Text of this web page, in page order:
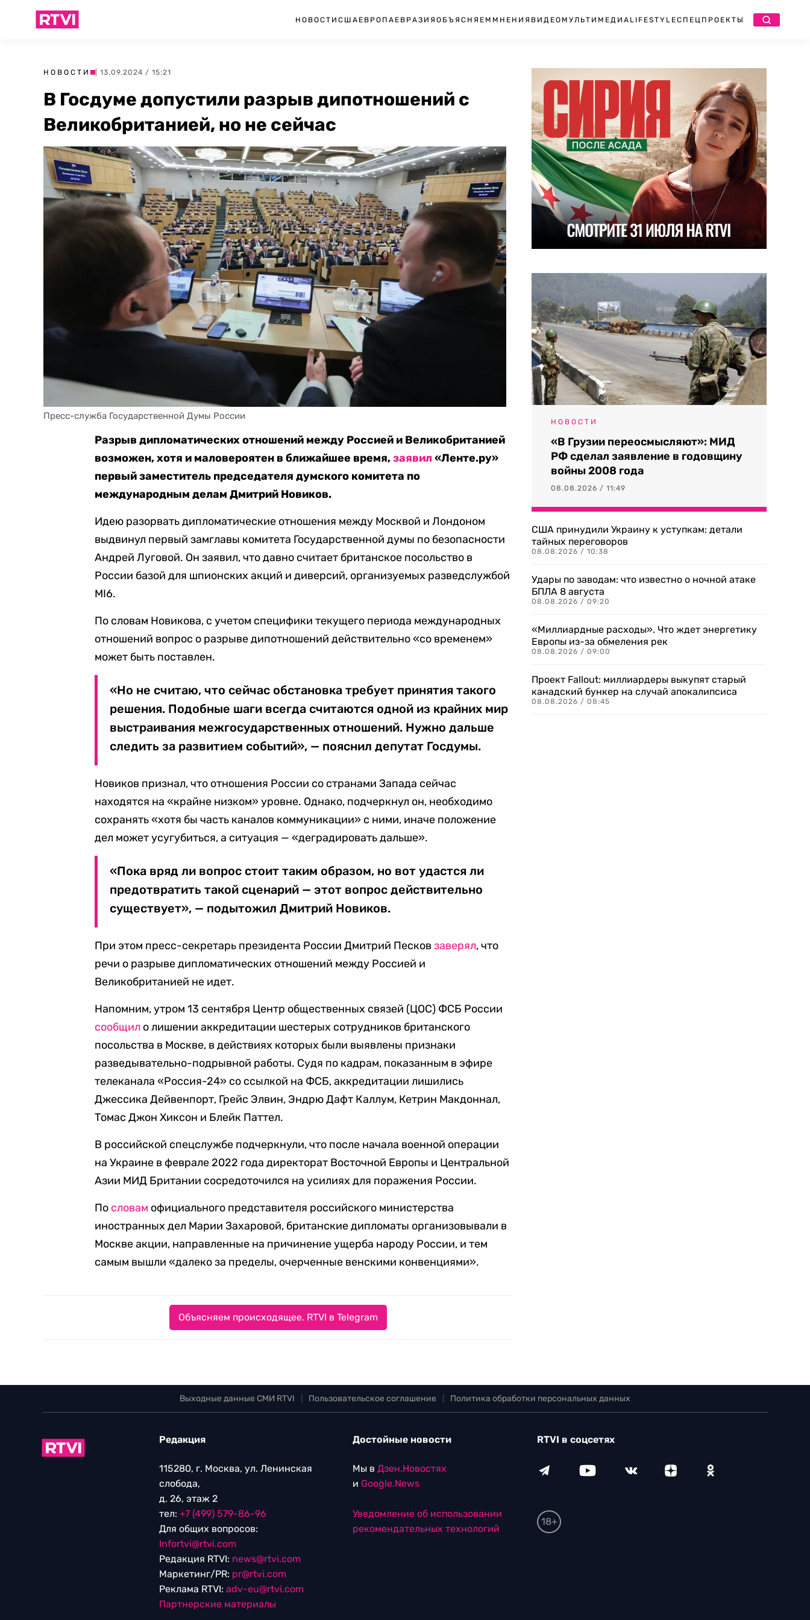
НОВОСТИ США ЕВРОПА ЕВРАЗИЯ ОБЪЯСНЯЕМ МНЕНИЯ ВИДЕО МУЛЬТИМЕДИА LIFESTYLEСПЕЦПРОЕКТЫ
НОВОСТИ | 13.09.2024 / 15:21
В Госдуме допустили разрыв дипотношений с
Великобританией, но не сейчас
Пресс-служба Государственной Думы России
Разрыв дипломатических отношений между Россией и Великобританией
возможен, хотя и маловероятен в ближайшее время,заявил«Ленте.ру»
первый заместитель председателя думского комитета по
международным делам Дмитрий Новиков.
Идею разорвать дипломатические отношения между Москвой и Лондоном
выдвинул первый замглавы комитета Государственной думы по безопасности
Андрей Луговой. Он заявил, что давно считает британское посольство в
России базой для шпионских акций и диверсий, организуемых разведслужбой
MI6.
По словам Новикова, с учетом специфики текущего периода международных
отношений вопрос о разрыве дипотношений действительно «со временем»
может быть поставлен.
«Но не считаю, что сейчас обстановка требует принятия такого
решения. Подобные шаги всегда считаются одной из крайних мир
выстраивания межгосударственных отношений. Нужно дальше
следить за развитием событий», — пояснил депутат Госдумы.
Новиков признал, что отношения России со странами Запада сейчас
находятся на «крайне низком» уровне. Однако, подчеркнул он, необходимо
сохранять «хотя бы часть каналов коммуникации» с ними, иначе положение
дел может усугубиться, а ситуация — «деградировать дальше».
«Пока вряд ли вопрос стоит таким образом, но вот удастся ли
предотвратить такой сценарий — этот вопрос действительно
существует», — подытожил Дмитрий Новиков.
При этом пресс-секретарь президента России Дмитрий Песковзаверял, что
речи о разрыве дипломатических отношений между Россией и
Великобританией не идет.
Напомним, утром 13 сентября Центр общественных связей (ЦОС) ФСБ России
сообщил о лишении аккредитации шестерых сотрудников британского
посольства в Москве, в действиях которых были выявлены признаки
разведывательно-подрывной работы. Судя по кадрам, показанным в эфире
телеканала «Россия-24» со ссылкой на ФСБ, аккредитации лишились
Джессика Дейвенпорт, Грейс Элвин, Эндрю Дафт Каллум, Кетрин Макдоннал,
Томас Джон Хиксон и Блейк Паттел.
В российской спецслужбе подчеркнули, что после начала военной операции
на Украине в феврале 2022 года директорат Восточной Европы и Центральной
Азии МИД Британии сосредоточился на усилиях для поражения России.
По словам официального представителя российского министерства
иностранных дел Марии Захаровой, британские дипломаты организовывали в
Москве акции, направленные на причинение ущерба народу России, и тем
самым вышли «далеко за пределы, очерченные венскими конвенциями».
Объясняем происходящее. RTVI в Telegram
НОВОСТИ
«В Грузии переосмысляют»: МИД
РФ сделал заявление в годовщину
войны 2008 года
08.08.2026 / 11:49
США принудили Украину к уступкам: детали
тайных переговоров
08.08.2026 / 10:38
Удары по заводам: что известно о ночной атаке
БПЛА 8 августа
08.08.2026 / 09:20
«Миллиардные расходы». Что ждет энергетику
Европы из-за обмеления рек
08.08.2026 / 09:00
Проект Fallout: миллиардеры выкупят старый
канадский бункер на случай апокалипсиса
08.08.2026 / 08:45
Выходные данные СМИ RTVI Пользовательское соглашение Политика обработки персональных данных
Редакция
115280, г. Москва, ул. Ленинская
слобода,
д. 26, этаж 2
тел: +7 (499) 579-86-96
Для общих вопросов:
Infortvi@rtvi.com
Редакция RTVI: news@rtvi.com
Маркетинг/PR: pr@rtvi.com
Реклама RTVI: adv-eu@rtvi.com
Партнерские материалы
Достойные новости
Мы в Дзен.Новостях
и Google.News
Уведомление об использовании
рекомендательных технологий
RTVI в соцсетях
18+